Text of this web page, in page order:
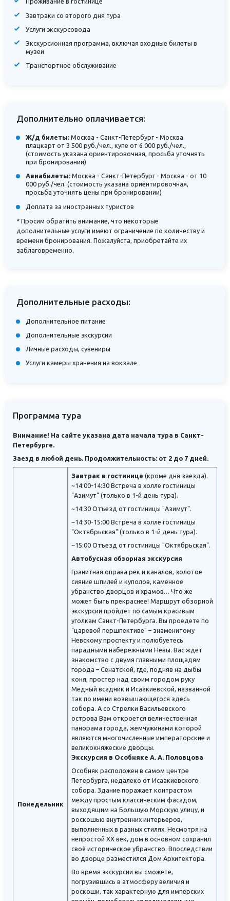
Завтраки со второго дня тура
Услуги экскурсовода
Экскурсионная программа, включая входные билеты в
музеи
Транспортное обслуживание
Дополнительно оплачивается:
Ж/д билеты:Москва - Санкт-Петербург - Москва
плацкарт от 3 500 руб./чел., купе от 6 000 руб./чел.,
(стоимость указана ориентировочная, просьба уточнять
при бронировании)
Авиабилеты:Москва - Санкт-Петербург - Москва - от 10
000 руб./чел. (стоимость указана ориентировочная,
просьба уточнять цены при бронировании)
Доплата за иностранных туристов
* Просим обратить внимание, что некоторые
дополнительные услуги имеют ограничение по количеству и
времени бронирования. Пожалуйста, приобретайте их
заблаговременно.
Дополнительные расходы:
Дополнительное питание
Дополнительные экскурсии
Личные расходы, сувениры
Услуги камеры хранения на вокзале
Программа тура
Внимание! На сайте указана дата начала тура в Санкт-
Петербурге.
Заезд в любой день. Продолжительность: от 2 до 7 дней.
Понедельник
Завтрак в гостинице (кроме дня заезда).
~14:00-14:30 Встреча в холле гостиницы
"Азимут" (только в 1-й день тура).
~14:30 Отъезд от гостиницы "Азимут".
~14:30-15:00 Встреча в холле гостиницы
"Октябрьская" (только в 1-й день тура).
~15:00 Отъезд от гостиницы "Октябрьская".
Автобусная обзорная экскурсия
Гранитная оправа рек и каналов, золотое
сияние шпилей и куполов, каменное
убранство дворцов и храмов… Что же
может быть прекраснее! Маршрут обзорной
экскурсии пройдет по самым красивым
уголкам Санкт-Петербурга. Вы проедете по
"царевой першпективе" – знаменитому
Невскому проспекту и полюбуетесь
парадными набережными Невы. Вас ждет
знакомство с двумя главными площадям
города – Сенатской, где, подняв на дыбы
коня, простер над своим городом руку
Медный всадник и Исаакиевской, названной
так по имени возвышающегося здесь
собора. А со Стрелки Васильевского
острова Вам откроется величественная
панорама города, жемчужинами которой
являются многочисленные императорские и
великокняжеские дворцы.
Экскурсия в Особняке А. А. Половцова
Особняк расположен в самом центре
Петербурга, недалеко от Исаакиевского
собора. Здание поражает контрастом
между простым классическим фасадом,
выходящим на Большую Морскую улицу, и
роскошью внутренних интерьеров,
выполненных в разных стилях. Несмотря на
непростой XX век, дом в основном сохранил
своё историческое убранство. Впоследствии
во дворце разместился Дом Архитектора.
Во время экскурсии вы сможете,
погрузившись в атмосферу величия и
роскоши, так характерную для имперских